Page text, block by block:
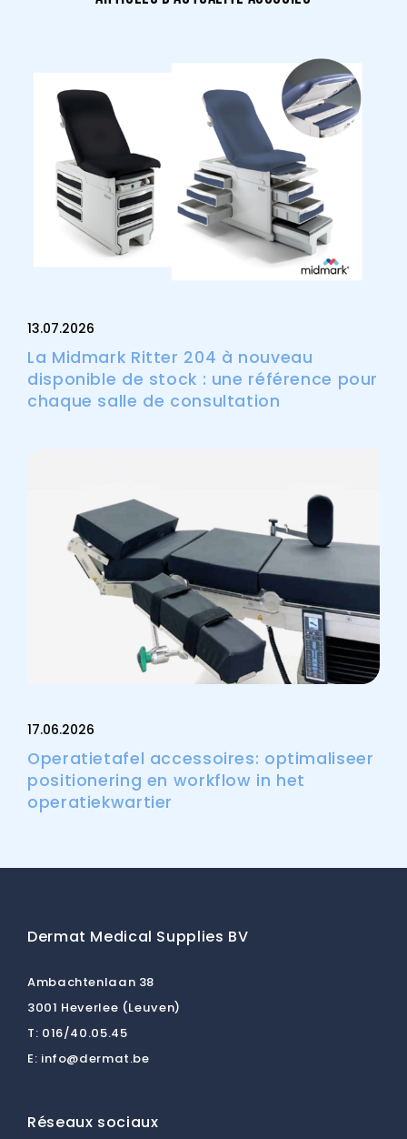
13.07.2026
La Midmark Ritter 204 à nouveau
disponible de stock : une référence pour
chaque salle de consultation
17.06.2026
Operatietafel accessoires: optimaliseer
positionering en workflow in het
operatiekwartier
Dermat Medical Supplies BV
Ambachtenlaan 38
3001 Heverlee (Leuven)
T: 016/40.05.45
E: info@dermat.be
Réseaux sociaux